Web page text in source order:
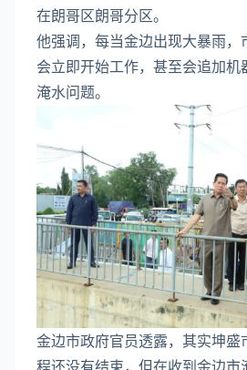
在朗哥区朗哥分区。
他强调，每当金边出现大暴雨，
会立即开始工作，甚至会追加机
淹水问题。
金边市政府官员透露，其实坤盛